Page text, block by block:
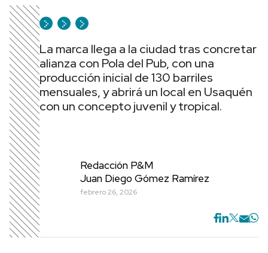
La marca llega a la ciudad tras concretar
alianza con Pola del Pub, con una
producción inicial de 130 barriles
mensuales, y abrirá un local en Usaquén
con un concepto juvenil y tropical.
Redacción P&M
Juan Diego Gómez Ramírez
febrero 26, 2026